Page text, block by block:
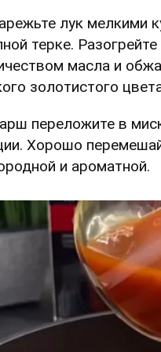
лук мелкими
терке.
масла и
золотистого
переложите в
Хорошо
и ароматной.